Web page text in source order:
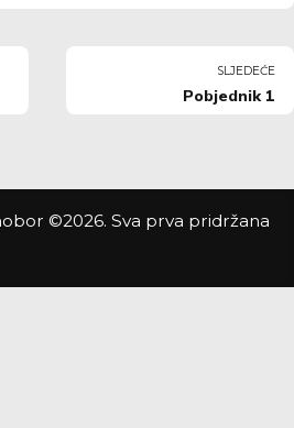
SLJEDEĆE
Pobjednik 1
©2026. Sva prva pridržana